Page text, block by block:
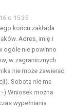
o 15:35
końcu zakłada
Adres, imię i
ogóle nie powinno
w zagranicznych
nie może zawierać
Sobota nie ma
) Wniosek można
wypełniania